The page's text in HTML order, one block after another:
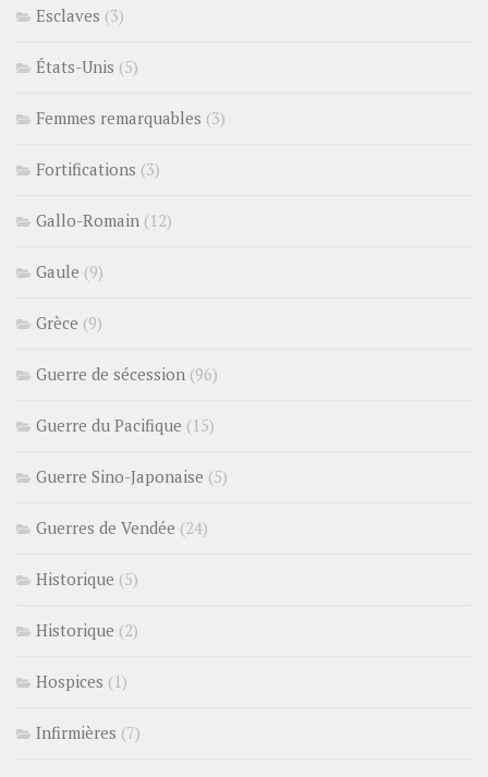
Esclaves (3)
États-Unis (5)
Femmes remarquables (3)
Fortifications (3)
Gallo-Romain (12)
Gaule (9)
Grèce (9)
Guerre de sécession (96)
Guerre du Pacifique (15)
Guerre Sino-Japonaise (5)
Guerres de Vendée (24)
Historique (5)
Historique (2)
Hospices (1)
Infirmières (7)